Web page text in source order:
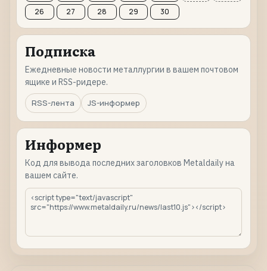
26
27 28 29 30
Подписка
Ежедневные новости металлургии в вашем почтовом
ящике и RSS-ридере.
RSS-лента
JS-информер
Информер
Код для вывода последних заголовков Metaldaily на
вашем сайте.